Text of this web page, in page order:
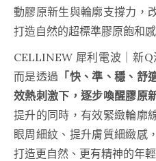
動膠原新生與輪廓支撐力，
打造自然的超標準膠原飽和感
CELLINEW 犀利電波｜新
而是透過 「快、準、穩、
效熱刺激下，逐步喚醒膠原
提升的同時，有效緊緻輪廓
眼周細紋、提升膚質細緻感
打造更自然、更有精神的年